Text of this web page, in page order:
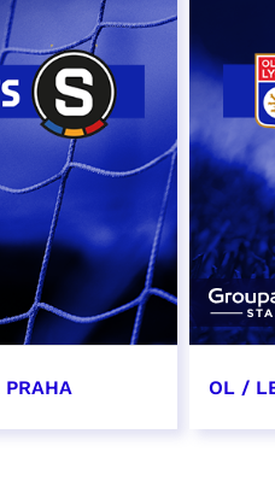
PRAHA OL /